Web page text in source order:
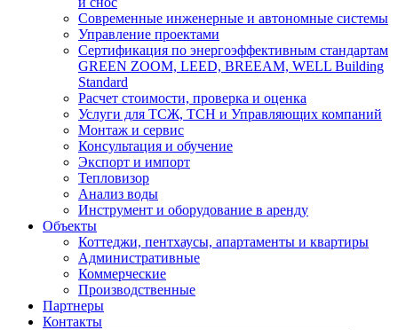
Современные инженерные и автономные системы
Управление проектами
Сертификация по энергоэффективным стандартам
GREEN ZOOM, LEED, BREEAM, WELL Building
Standard
Расчет стоимости, проверка и оценка
Услуги для ТСЖ, ТСН и Управляющих компаний
Монтаж и сервис
Консультация и обучение
Экспорт и импорт
Тепловизор
Анализ воды
Инструмент и оборудование в аренду
Объекты
Коттеджи, пентхаусы, апартаменты и квартиры
Административные
Коммерческие
Производственные
Партнеры
Контакты